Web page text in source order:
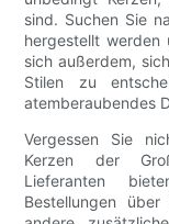
sind. Suchen Sie
hergestellt werden
sich außerdem,
Stilen zu
atemberaubendes
Vergessen Sie
Kerzen der
Lieferanten
Bestellungen